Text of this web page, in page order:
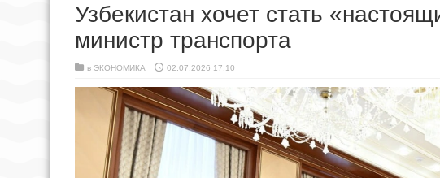
Узбекистан хочет стать
министр транспорта
в ЭКОНОМИКА 02.07.2026 17:10